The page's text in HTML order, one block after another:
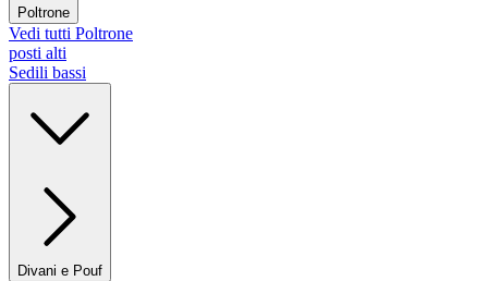
Poltrone
Vedi tutti Poltrone
posti alti
Sedili bassi
Divani e Pouf